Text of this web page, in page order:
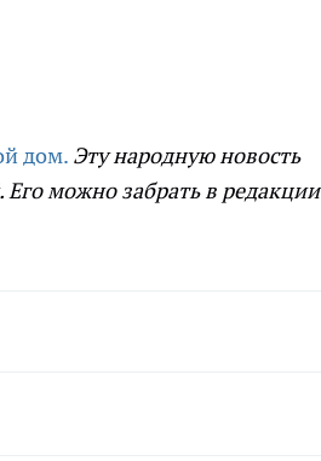
дом. Эту народную новость
можно забрать в редакции